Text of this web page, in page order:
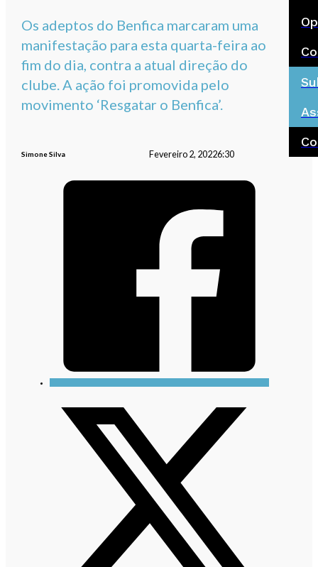
Os adeptos do Benfica marcaram uma
manifestação para esta quarta-feira ao
fim do dia, contra a atual direção do
clube. A ação foi promovida pelo
movimento ‘Resgatar o Benfica’.
Simone Silva Fevereiro 2, 20226:30